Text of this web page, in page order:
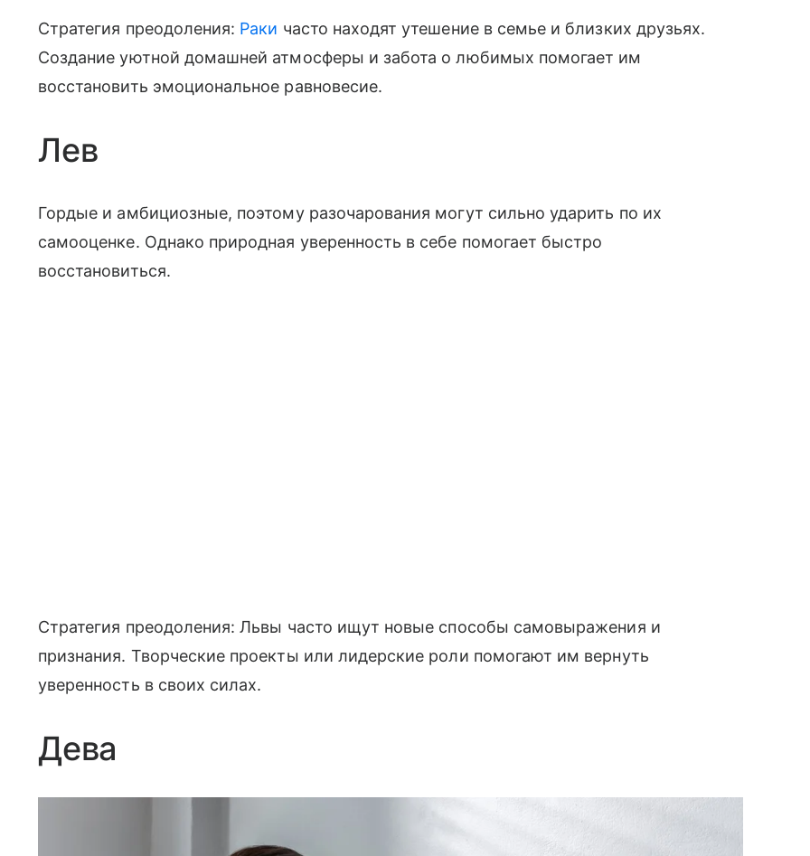
Стратегия преодоления: Раки часто находят утешение в семье и близких друзьях.
Создание уютной домашней атмосферы и забота о любимых помогает им
восстановить эмоциональное равновесие.
Лев
Гордые и амбициозные, поэтому разочарования могут сильно ударить по их
самооценке. Однако природная уверенность в себе помогает быстро
восстановиться.
Стратегия преодоления: Львы часто ищут новые способы самовыражения и
признания. Творческие проекты или лидерские роли помогают им вернуть
уверенность в своих силах.
Дева